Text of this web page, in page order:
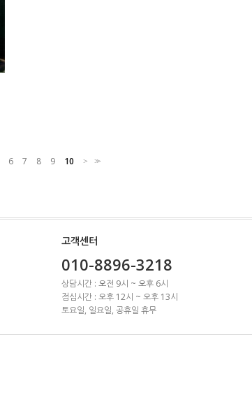
6 7 8 9 10 > >>
고객센터
010-8896-3218
상담시간 : 오전 9시 ~ 오후 6시
점심시간 : 오후 12시 ~ 오후 13시
토요일, 일요일, 공휴일 휴무